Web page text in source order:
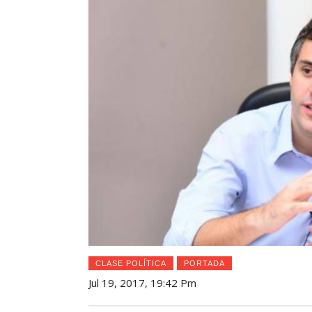
CLASE POLÍTICA PORTADA
Jul 19, 2017, 19:42 Pm